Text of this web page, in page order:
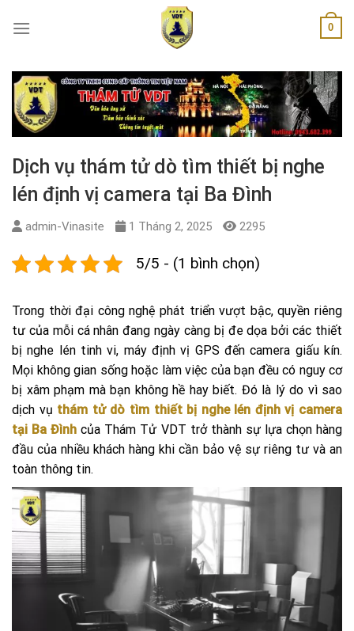
0
Dịch vụ thám tử dò tìm thiết bị nghe
lén định vị camera tại Ba Đình
admin-Vinasite 1 Tháng 2, 2025 2295
5/5 - (1 bình chọn)
Trong thời đại công nghệ phát triển vượt bậc, quyền riêng
tư của mỗi cá nhân đang ngày càng bị đe dọa bởi các thiết
bị nghe lén tinh vi, máy định vị GPS đến camera giấu kín.
Mọi không gian sống hoặc làm việc của bạn đều có nguy cơ
bị xâm phạm mà bạn không hề hay biết. Đó là lý do vì sao
dịch vụ thám tử dò tìm thiết bị nghe lén định vị camera
tại Ba Đình của Thám Tử VDT trở thành sự lựa chọn hàng
đầu của nhiều khách hàng khi cần bảo vệ sự riêng tư và an
toàn thông tin.